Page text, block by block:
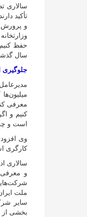
سالاری
تأکید
و پرورش
حفظ
سال
جلوگیری
معرفی
کنیم و
است و
وی
کارگری
سالاری
و معرفی
ملت
سایر
بخشی از